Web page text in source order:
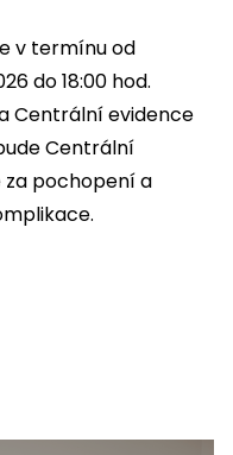
v termínu od
do 18:00 hod.
Centrální evidence
Centrální
za pochopení a